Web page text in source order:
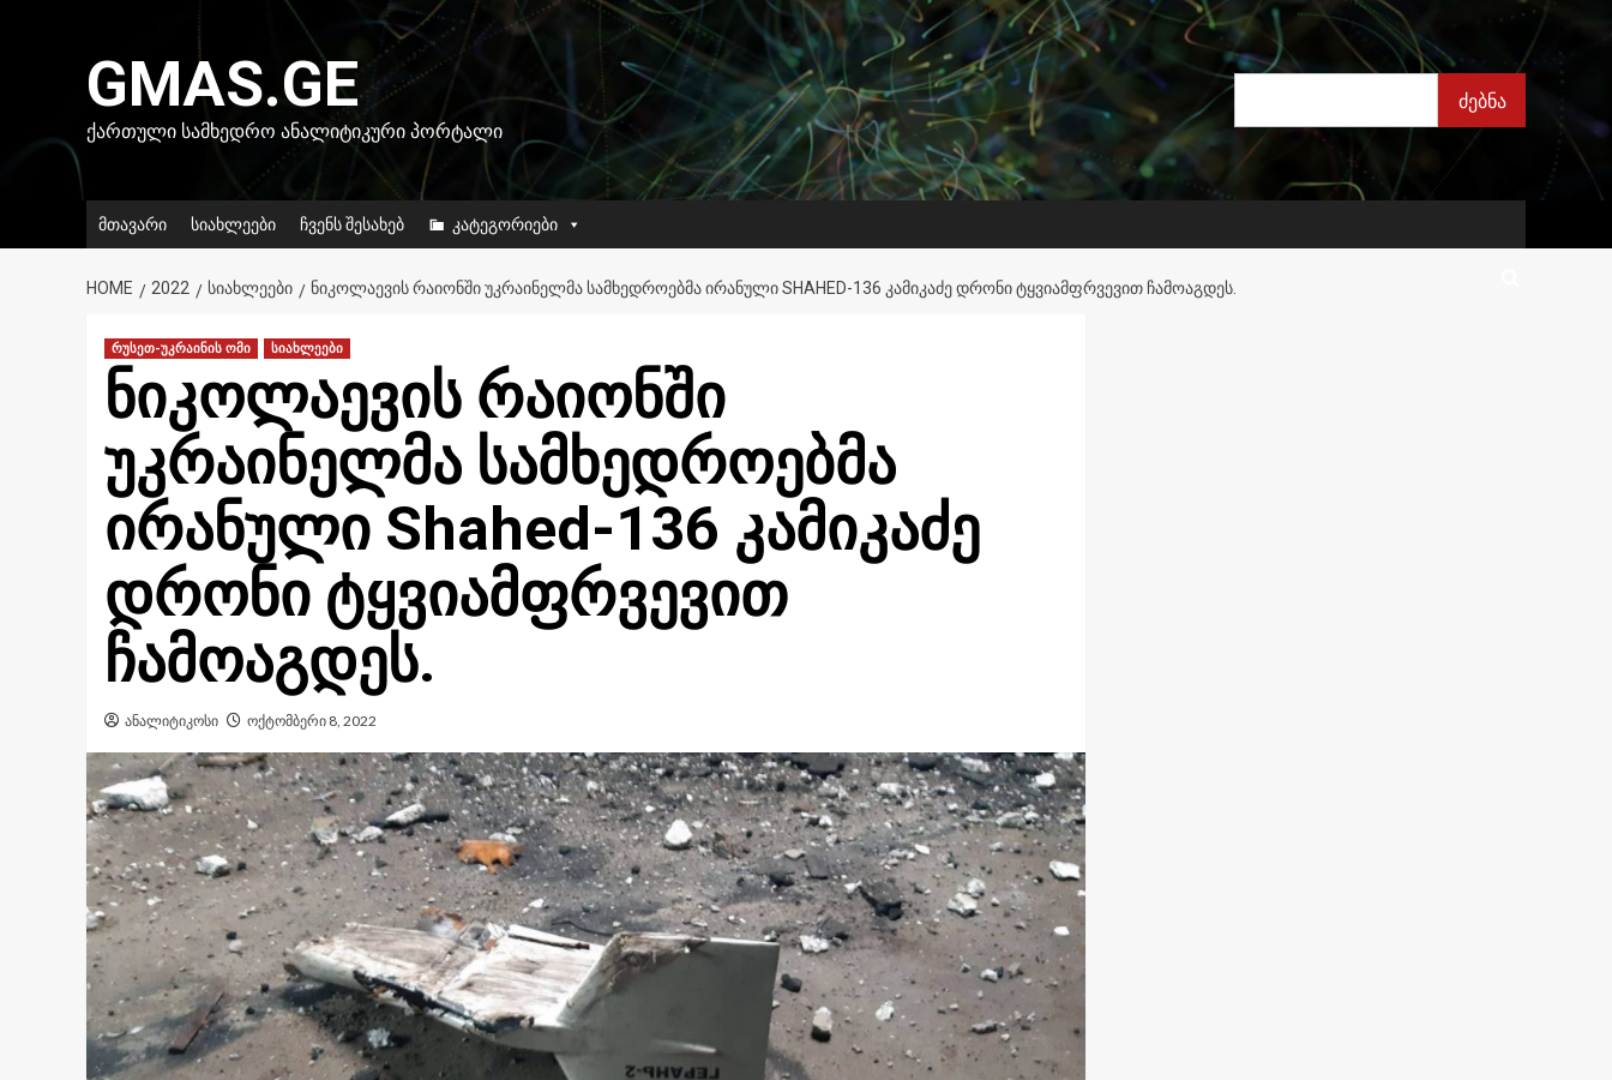
GMAS.GE
ᲥᲐᲠᲗᲣᲚᲘ ᲡᲐᲛᲮᲔᲓᲠᲝ ᲐᲜᲐᲚᲘᲢᲘᲙᲣᲠᲘ ᲞᲝᲠᲢᲐᲚᲘ
ძებნა
ძებნა
მთავარი სიახლეები ჩვენს შესახებ კატეგორიები
HOME 2022 ᲡᲘᲐᲮᲚᲔᲔᲑᲘ ᲜᲘᲙᲝᲚᲐᲔᲕᲘᲡ ᲠᲐᲘᲝᲜᲨᲘ ᲣᲙᲠᲐᲘᲜᲔᲚᲛᲐ ᲡᲐᲛᲮᲔᲓᲠᲝᲔᲑᲛᲐ ᲘᲠᲐᲜᲣᲚᲘ SHAHED-136 ᲙᲐᲛᲘᲙᲐᲫᲔ ᲓᲠᲝᲜᲘ ᲢᲧᲕᲘᲐᲛᲤᲠᲕᲔᲕᲘᲗ ᲩᲐᲛᲝᲐᲒᲓᲔᲡ.
რუსეთ-უკრაინის ომი სიახლეები
ნიკოლაევის რაიონში
უკრაინელმა სამხედროებმა
ირანული Shahed-136 კამიკაძე
დრონი ტყვიამფრვევით
ჩამოაგდეს.
ანალიტიკოსი ოქტომბერი 8, 2022